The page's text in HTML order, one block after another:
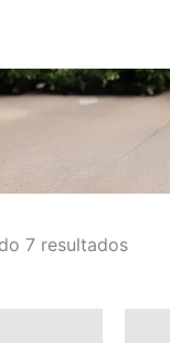
7 resultados